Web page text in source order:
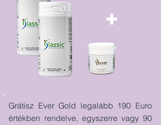
+
Grátisz Ever Gold legalább 190 Euro
értékben rendelve, egyszerre vagy 90